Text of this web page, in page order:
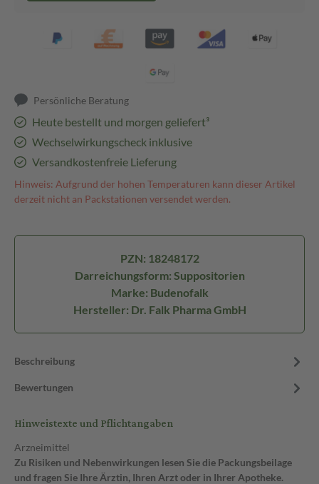
Persönliche Beratung
Heute bestellt und morgen geliefert³
Wechselwirkungscheck inklusive
Versandkostenfreie Lieferung
Hinweis: Aufgrund der hohen Temperaturen kann dieser Artikel
derzeit nicht an Packstationen versendet werden.
PZN: 18248172
Darreichungsform: Suppositorien
Marke: Budenofalk
Hersteller: Dr. Falk Pharma GmbH
Beschreibung
Bewertungen
Hinweistexte und Pflichtangaben
Arzneimittel
Zu Risiken und Nebenwirkungen lesen Sie die Packungsbeilage
und fragen Sie Ihre Ärztin, Ihren Arzt oder in Ihrer Apotheke.